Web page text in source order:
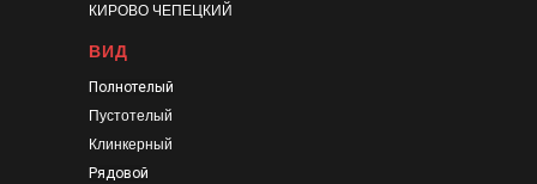
КИРОВО ЧЕПЕЦКИЙ
ВИД
Полнотелый
Пустотелый
Клинкерный
Рядовой